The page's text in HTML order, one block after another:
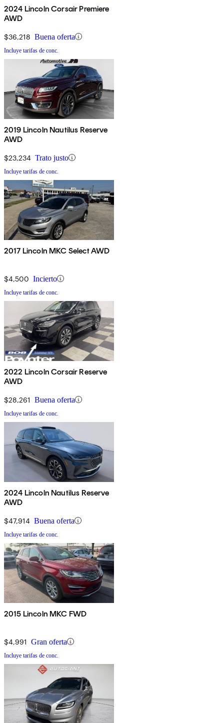
2024 Lincoln Corsair Premiere
AWD
$36,218 Buena oferta
Incluye tarifas de conc.
2019 Lincoln Nautilus Reserve
AWD
$23,234 Trato justo
Incluye tarifas de conc.
2017 Lincoln MKC Select AWD
$4,500 Incierto
Incluye tarifas de conc.
2022 Lincoln Corsair Reserve
AWD
$28,261 Buena oferta
Incluye tarifas de conc.
2024 Lincoln Nautilus Reserve
AWD
$47,914 Buena oferta
Incluye tarifas de conc.
2015 Lincoln MKC FWD
$4,991 Gran oferta
Incluye tarifas de conc.